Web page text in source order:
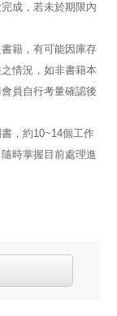
成，若未於期限內
籍，有可能因庫存
情況，如非書籍本
員自行考量確認後
，約10~14個工作
時掌握目前處理進